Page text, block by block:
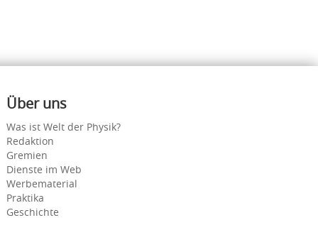
Über uns
Was ist Welt der Physik?
Redaktion
Gremien
Dienste im Web
Werbematerial
Praktika
Geschichte